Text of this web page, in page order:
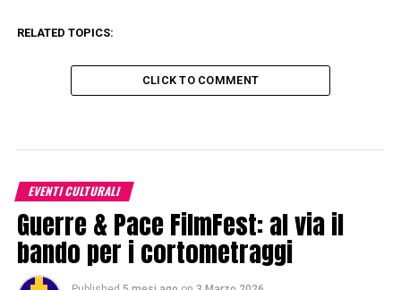
RELATED TOPICS:
CLICK TO COMMENT
EVENTI CULTURALI
Guerre & Pace FilmFest: al via il
bando per i cortometraggi